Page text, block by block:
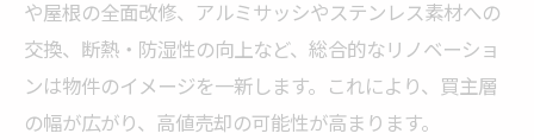
や屋根の全面改修、アルミサッシやステンレス素材への
交換、断熱・防湿性の向上など、総合的なリノベーショ
ンは物件のイメージを一新します。これにより、買主層
の幅が広がり、高値売却の可能性が高まります。